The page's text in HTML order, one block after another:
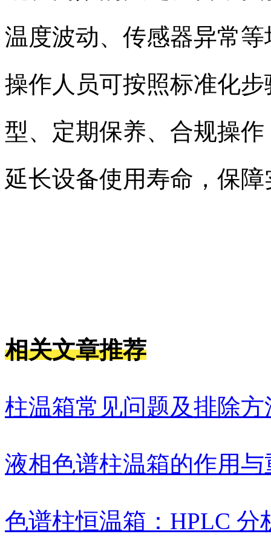
温度波动、传感器异常
操作人员可按照标准化
型、定期保养、合规操
延长设备使用寿命，保
相关文章推荐
柱温箱常见问题及排除方
液相色谱柱温箱的作用与
色谱柱恒温箱：HPLC